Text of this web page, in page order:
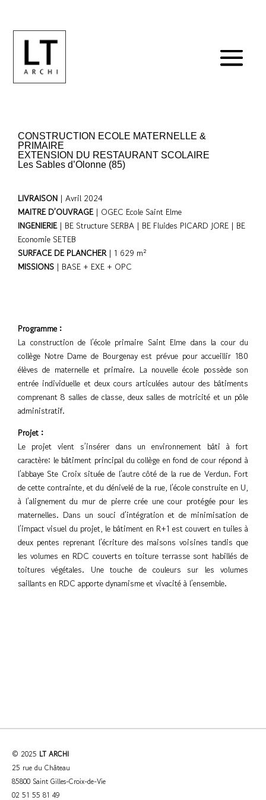
CONSTRUCTION ECOLE MATERNELLE &
PRIMAIRE
EXTENSION DU RESTAURANT SCOLAIRE
Les Sables d’Olonne (85)
LIVRAISON | Avril 2024
MAITRE D’OUVRAGE| OGEC Ecole Saint Elme
INGENIERIE | BE Structure SERBA | BE Fluides PICARD JORE | BE
Economie SETEB
SURFACE DE PLANCHER| 1 629 m²
MISSIONS | BASE + EXE + OPC
Programme :
La construction de l’école primaire Saint Elme dans la cour du
collège Notre Dame de Bourgenay est prévue pour accueillir 180
élèves de maternelle et primaire. La nouvelle école possède son
entrée individuelle et deux cours articulées autour des bâtiments
comprenant 8 salles de classe, deux salles de motricité et un pôle
administratif.
Projet :
Le projet vient s’insérer dans un environnement bâti à fort
caractère: le bâtiment principal du collège en fond de cour répond à
l’abbaye Ste Croix située de l’autre côté de la rue de Verdun. Fort
de cette contrainte, et du dénivelé de la rue, l’école construite en U,
à l’alignement du mur de pierre crée une cour protégée pour les
maternelles. Dans un souci d’intégration et de minimisation de
l’impact visuel du projet, le bâtiment en R+1 est couvert en tuiles à
deux pentes reprenant l’écriture des maisons voisines tandis que
les volumes en RDC couverts en toiture terrasse sont habillés de
toitures végétales. Une touche de couleurs sur les volumes
saillants en RDC apporte dynamisme et vivacité à l’ensemble.
© 2025 LT ARCHI
25 rue du Château
85800 Saint Gilles-Croix-de-Vie
02 51 55 81 49